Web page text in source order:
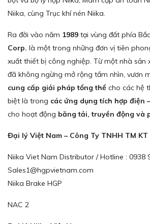
Niika, cùng Trục khí nén Niika.
Ra đời vào năm 1989 tại vùng đất phía
Corp. là một trong những đơn vị tiên
xuất thiết bị công nghiệp. Từ một nhà sản
đã không ngừng mở rộng tầm nhìn, vươn
cung cấp giải pháp tổng thể cho các hệ
biệt là trong các ứng dụng tích hợp điện
cho hoạt động băng tải, truyền động và
Đại lý Việt Nam – Công Ty TNHH TM
Niika Viet Nam Distributor / Hotline : 0938
Sales1@hgpvietnam.com
Niika Brake HGP
NAC 2